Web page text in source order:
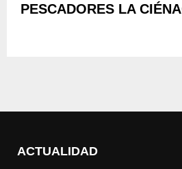
PESCADORES LA
ACTUALIDAD